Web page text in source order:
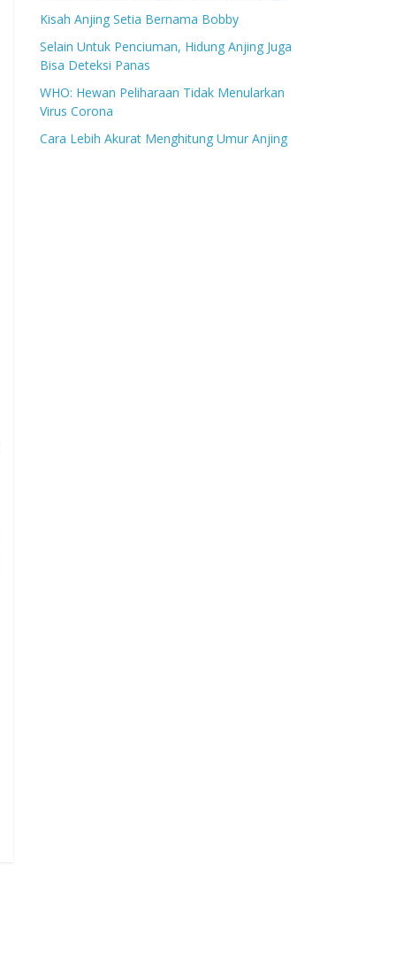
Kisah Anjing Setia Bernama Bobby
Selain Untuk Penciuman, Hidung Anjing Juga
Bisa Deteksi Panas
WHO: Hewan Peliharaan Tidak Menularkan
Virus Corona
Cara Lebih Akurat Menghitung Umur Anjing